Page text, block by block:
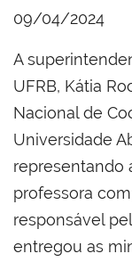
09/04/2024
A
UFRB, Kátia
Nacional de
Universidade
representando
professora
responsável
entregou as